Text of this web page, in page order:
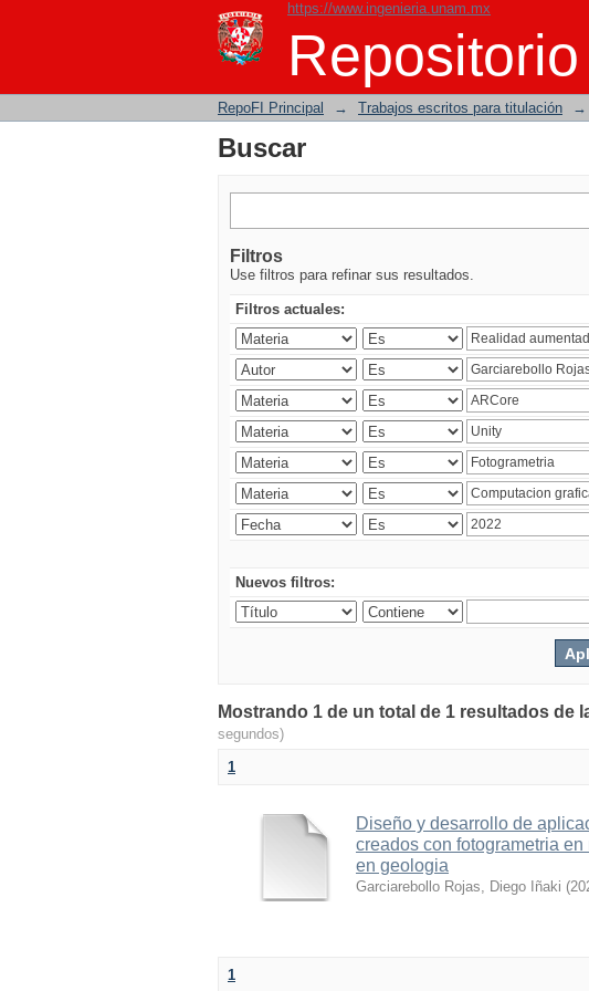
https://www.ingenieria.unam.mx
Buscar
RepoFI Principal → Trabajos escritos para titulación →
Buscar
Filtros
Use filtros para refinar sus resultados.
Filtros actuales:
Nuevos filtros:
Mostrando 1 de un total de 1 resultados de
segundos)
1
Diseño y desarrollo de
creados con fotogrametria
en geologia
Garciarebollo Rojas, Diego Iñaki (
1